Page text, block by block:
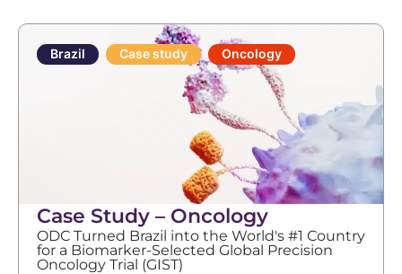
Brazil Case study Oncology
Case Study – Oncology
ODC Turned Brazil into the World's #1 Country
for a Biomarker-Selected Global Precision
Oncology Trial (GIST)